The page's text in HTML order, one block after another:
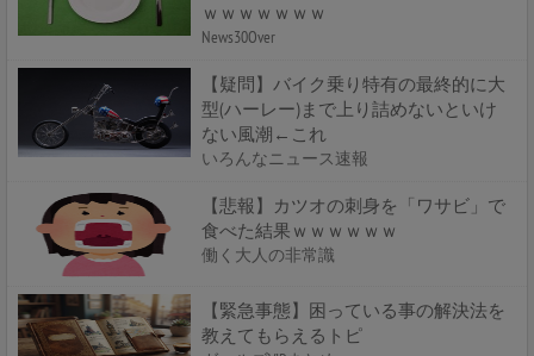
ｗｗｗｗｗｗｗ
News30Over
【疑問】バイク乗り特有の最終的に大
型(ハーレー)まで上り詰めないといけ
ない風潮←これ
いろんなニュース速報
【悲報】カツオの刺身を「ワサビ」で
食べた結果ｗｗｗｗｗｗ
働く大人の非常識
【緊急事態】困っている事の解決法を
教えてもらえるトピ